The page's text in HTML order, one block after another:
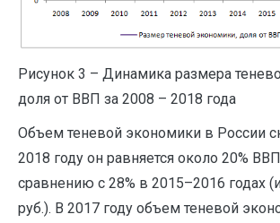
Рисунок 3 – Динамика размера
доля от ВВП за 2008 – 2018 года
Объем теневой экономики в России
2018 году он равняется около 20%
сравнению с 28% в 2015–2016 годах
руб.). В 2017 году объем теневой